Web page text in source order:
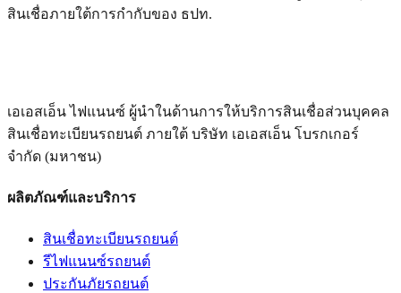
สินเชื่อภายใต้การกำกับของ ธปท.
เอเอสเอ็น ไฟแนนซ์ ผู้นำในด้านการให้บริการสินเชื่อส่วนบุคคล
สินเชื่อทะเบียนรถยนต์ ภายใต้ บริษัท เอเอสเอ็น โบรกเกอร์
จำกัด (มหาชน)
ผลิตภัณฑ์และบริการ
สินเชื่อทะเบียนรถยนต์
รีไฟแนนซ์รถยนต์
ประกันภัยรถยนต์